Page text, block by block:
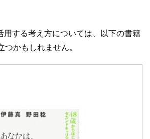
用する考え方については、以下の書籍
かもしれません。